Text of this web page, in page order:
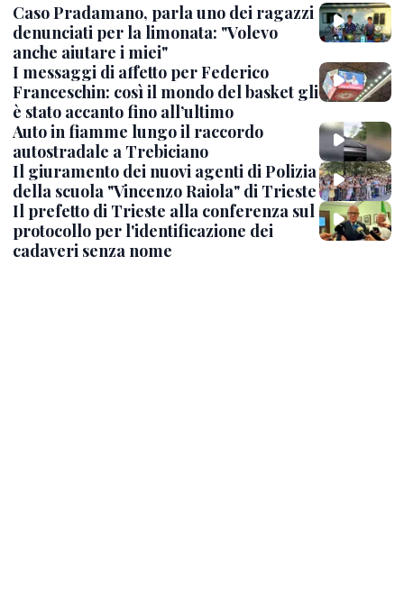
Caso Pradamano, parla uno dei ragazzi
denunciati per la limonata: "Volevo
anche aiutare i miei"
I messaggi di affetto per Federico
Franceschin: così il mondo del basket gli
è stato accanto fino all’ultimo
Auto in fiamme lungo il raccordo
autostradale a Trebiciano
Il giuramento dei nuovi agenti di Polizia
della scuola "Vincenzo Raiola" di Trieste
Il prefetto di Trieste alla conferenza sul
protocollo per l'identificazione dei
cadaveri senza nome